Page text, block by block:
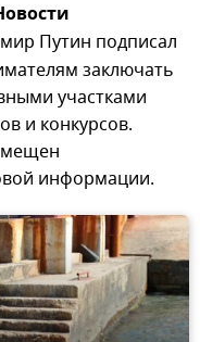
Путин подписал
заключать
участками
и конкурсов.
информации.